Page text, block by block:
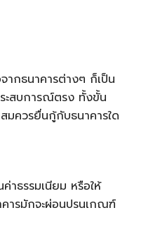
ากธนาคารต่างๆ ก็เป็น
ะสบการณ์ตรง ทั้งขั้น
มควรยื่นกู้กับธนาคารใด
าธรรมเนียม หรือให้
คารมักจะผ่อนปรนเกณฑ์